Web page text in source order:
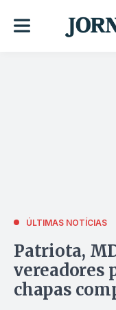
ÚLTIMAS NOTÍCIAS
Patriota,
vereadores
chapas